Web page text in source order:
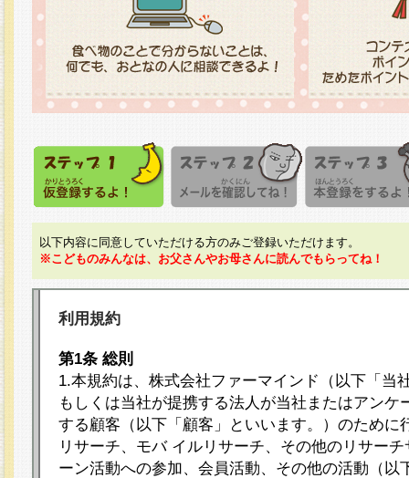
以下内容に同意していただける方のみご登録いただけます。
※こどものみんなは、お父さんやお母さんに読んでもらってね！
利用規約
第1条 総則
1.本規約は、株式会社ファーマインド（以下「当
もしくは当社が提携する法人が当社またはアンケ
する顧客（以下「顧客」といいます。）のために
リサーチ、モバ イルリサーチ、その他のリサー
ーン活動への参加、会員活動、その他の活動（以